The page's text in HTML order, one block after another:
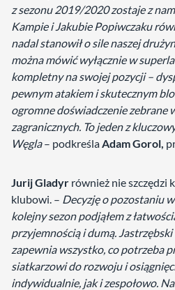
z sezonu 2019/2020 zostaje z
Kampie i Jakubie Popiwczaku
nadal stanowił o sile naszej
można mówić wyłącznie w
kompletny na swojej pozycji –
pewnym atakiem i skutecznym
ogromne doświadczenie zebrane
zagranicznych. To jeden z
Węgla– podkreślaAdam Gorol,
Jurij Gladyr również nie szczędzi
klubowi. – Decyzję o pozostaniu
kolejny sezon podjąłem z
przyjemnością i dumą.
zapewnia wszystko, co potrzeba
siatkarzowi do rozwoju i
indywidualnie, jak i zespołowo.